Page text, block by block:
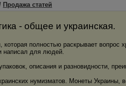
Продажа статей
- общее и украинская.
которая полностью раскрывает
написал для людей.
описания и разновидности,
нумизматов. Монеты Украины,